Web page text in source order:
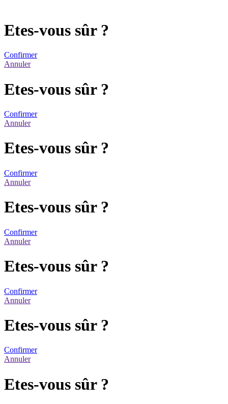
Etes-vous sûr ?
Confirmer
Annuler
Etes-vous sûr ?
Confirmer
Annuler
Etes-vous sûr ?
Confirmer
Annuler
Etes-vous sûr ?
Confirmer
Annuler
Etes-vous sûr ?
Confirmer
Annuler
Etes-vous sûr ?
Confirmer
Annuler
Etes-vous sûr ?